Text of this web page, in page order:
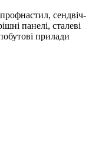
сендвіч-
панелі, сталеві
прилади